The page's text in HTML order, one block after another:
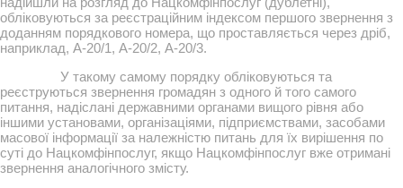
обліковуються за реєстраційним індексом першого звернення з
доданням порядкового номера, що проставляється через дріб,
наприклад, А-20/1, А-20/2, А-20/3.
У такому самому порядку обліковуються та
реєструються звернення громадян з одного й того самого
питання, надіслані державними органами вищого рівня або
іншими установами, організаціями, підприємствами, засобами
масової інформації за належністю питань для їх вирішення по
суті до Нацкомфінпослуг, якщо Нацкомфінпослуг вже отримані
звернення аналогічного змісту.